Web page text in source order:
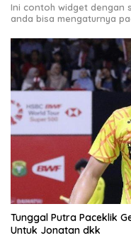
Ini contoh widget dengan
anda bisa mengaturnya
Tunggal Putra Paceklik
Untuk Jonatan dkk